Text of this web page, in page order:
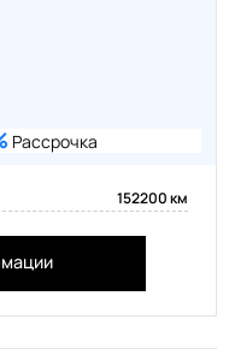
Рассрочка
152200 км